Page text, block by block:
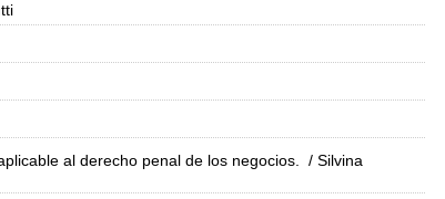
al derecho penal de los negocios.
/ Silvina